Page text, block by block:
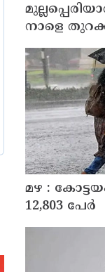
നാളെ
മഴ :
12,803 പേര്‍